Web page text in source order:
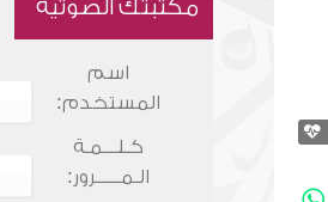
مكتبتك الصوتية
اسم
المستخدم:
كـلـــمـة
الـمـــــرور: